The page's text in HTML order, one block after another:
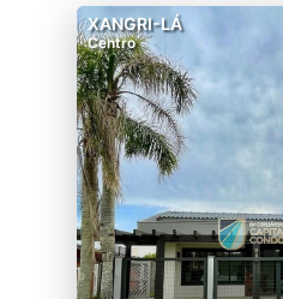
XANGRI-LÁ
Centro